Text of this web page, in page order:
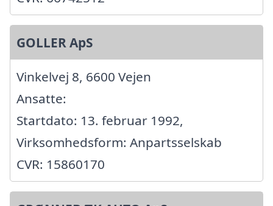
GOLLER ApS
Vinkelvej 8, 6600 Vejen
Ansatte:
Startdato: 13. februar 1992,
Virksomhedsform: Anpartsselskab
CVR: 15860170